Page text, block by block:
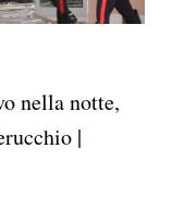
nella notte,
|